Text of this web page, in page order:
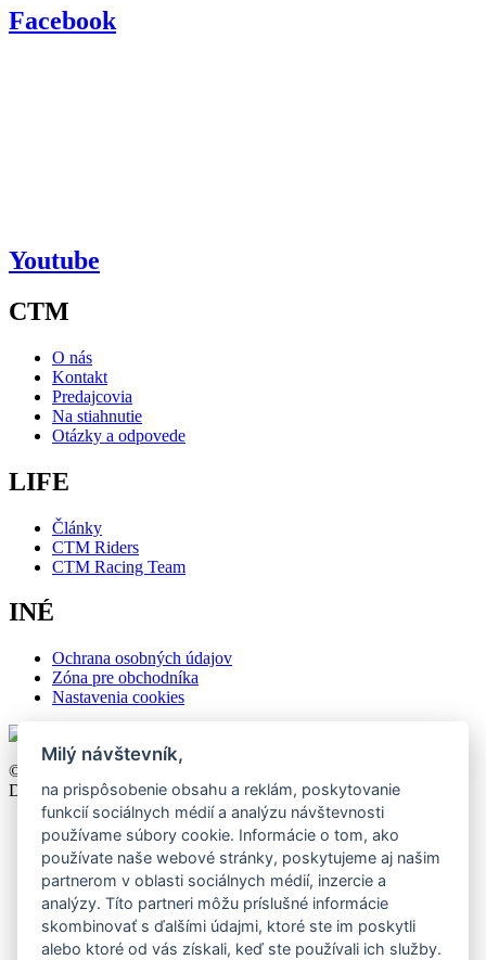
Facebook
Youtube
CTM
O nás
Kontakt
Predajcovia
Na stiahnutie
Otázky a odpovede
LIFE
Články
CTM Riders
CTM Racing Team
INÉ
Ochrana osobných údajov
Zóna pre obchodníka
Nastavenia cookies
©2026 CTM, All right reserved. Design by
Development byWebmall.
Milý návštevník,
na prispôsobenie obsahu a reklám, poskytovanie
funkcií sociálnych médií a analýzu návštevnosti
používame súbory cookie. Informácie o tom, ako
používate naše webové stránky, poskytujeme aj našim
partnerom v oblasti sociálnych médií, inzercie a
analýzy. Títo partneri môžu príslušné informácie
skombinovať s ďalšími údajmi, ktoré ste im poskytli
alebo ktoré od vás získali, keď ste používali ich služby.